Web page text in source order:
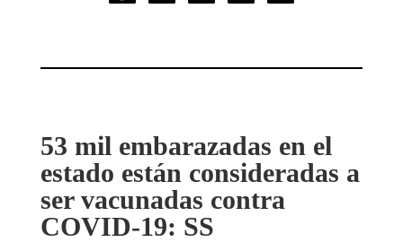
53 mil embarazadas en el
estado están consideradas a
ser vacunadas contra
COVID-19: SS